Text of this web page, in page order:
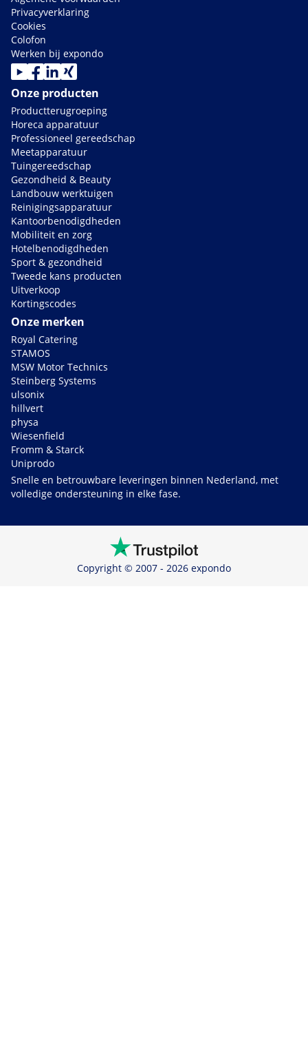
Privacyverklaring
Cookies
Colofon
Werken bij expondo
Onze producten
Productterugroeping
Horeca apparatuur
Professioneel gereedschap
Meetapparatuur
Tuingereedschap
Gezondheid & Beauty
Landbouw werktuigen
Reinigingsapparatuur
Kantoorbenodigdheden
Mobiliteit en zorg
Hotelbenodigdheden
Sport & gezondheid
Tweede kans producten
Uitverkoop
Kortingscodes
Onze merken
Royal Catering
STAMOS
MSW Motor Technics
Steinberg Systems
ulsonix
hillvert
physa
Wiesenfield
Fromm & Starck
Uniprodo
Snelle en betrouwbare leveringen binnen Nederland, met
volledige ondersteuning in elke fase.
Copyright © 2007 - 2026 expondo